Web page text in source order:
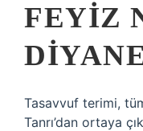
FEYIZ
Tasavvuf terimi,
Tanrı’dan ortaya